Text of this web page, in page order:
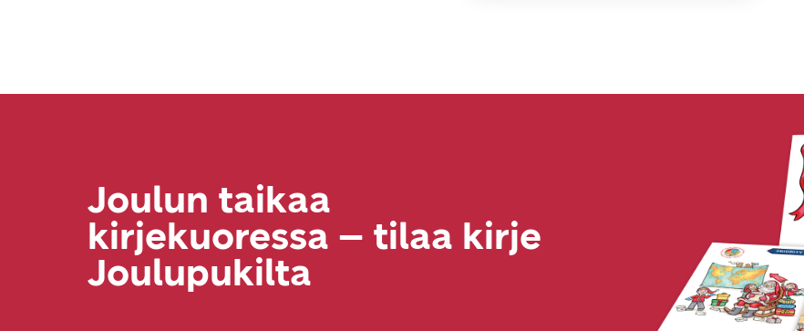
Joulun taikaa
kirjekuoressa – tilaa kirje
Joulupukilta